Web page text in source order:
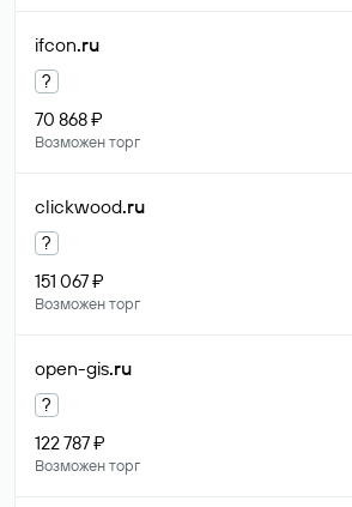
ifcon.ru
?
70 868 ₽
Возможен торг
clickwood.ru
?
151 067 ₽
Возможен торг
open-gis.ru
?
122 787 ₽
Возможен торг